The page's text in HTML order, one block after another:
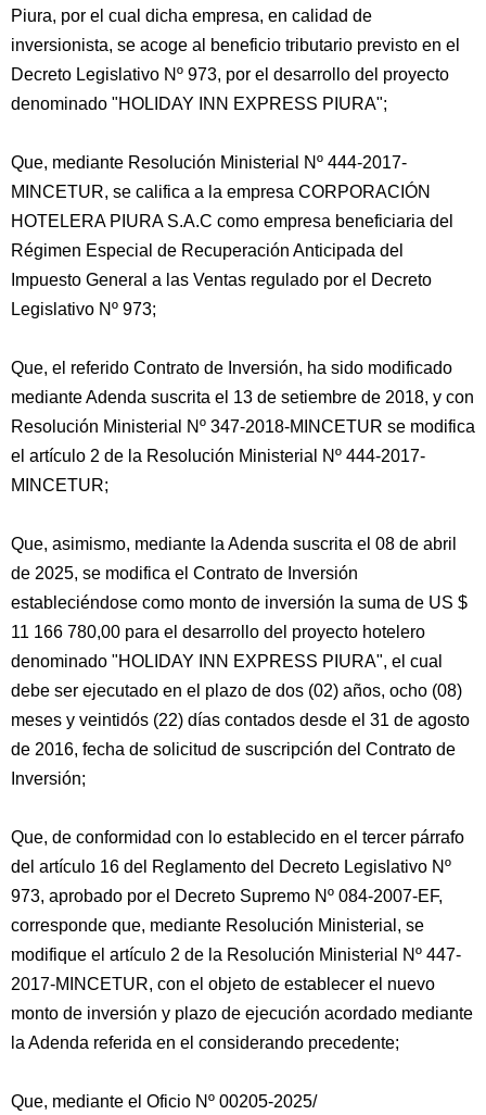
Piura, por el cual dicha empresa, en calidad de
inversionista, se acoge al beneficio tributario previsto en el
Decreto Legislativo Nº 973, por el desarrollo del proyecto
denominado "HOLIDAY INN EXPRESS PIURA";
Que, mediante Resolución Ministerial Nº 444-2017-
MINCETUR, se califica a la empresa CORPORACIÓN
HOTELERA PIURA S.A.C como empresa beneficiaria del
Régimen Especial de Recuperación Anticipada del
Impuesto General a las Ventas regulado por el Decreto
Legislativo Nº 973;
Que, el referido Contrato de Inversión, ha sido modificado
mediante Adenda suscrita el 13 de setiembre de 2018, y con
Resolución Ministerial Nº 347-2018-MINCETUR se modifica
el artículo 2 de la Resolución Ministerial Nº 444-2017-
MINCETUR;
Que, asimismo, mediante la Adenda suscrita el 08 de abril
de 2025, se modifica el Contrato de Inversión
estableciéndose como monto de inversión la suma de US $
11 166 780,00 para el desarrollo del proyecto hotelero
denominado "HOLIDAY INN EXPRESS PIURA", el cual
debe ser ejecutado en el plazo de dos (02) años, ocho (08)
meses y veintidós (22) días contados desde el 31 de agosto
de 2016, fecha de solicitud de suscripción del Contrato de
Inversión;
Que, de conformidad con lo establecido en el tercer párrafo
del artículo 16 del Reglamento del Decreto Legislativo Nº
973, aprobado por el Decreto Supremo Nº 084-2007-EF,
corresponde que, mediante Resolución Ministerial, se
modifique el artículo 2 de la Resolución Ministerial Nº 447-
2017-MINCETUR, con el objeto de establecer el nuevo
monto de inversión y plazo de ejecución acordado mediante
la Adenda referida en el considerando precedente;
Que, mediante el Oficio Nº 00205-2025/